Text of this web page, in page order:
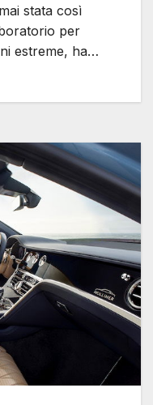
stata così
per
estreme, ha…